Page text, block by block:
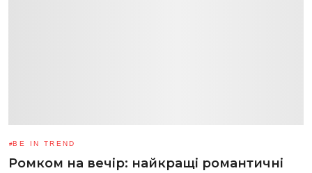
BE IN TREND
Ромком на вечір: найкращі романтичні